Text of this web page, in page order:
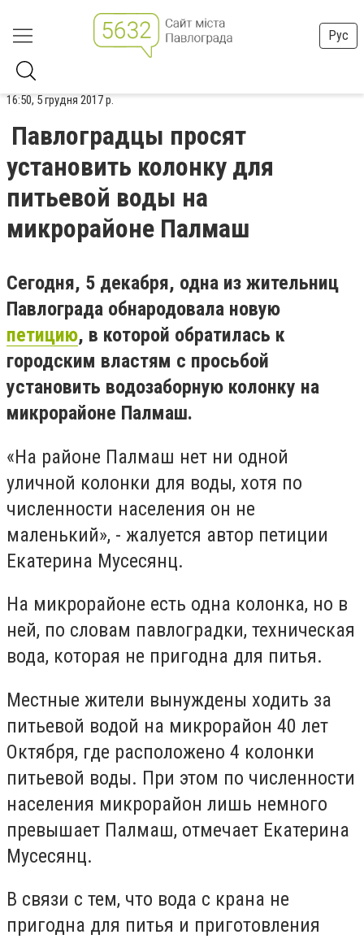
Рус
16:50, 5 грудня 2017 р.
Павлоградцы просят
установить колонку для
питьевой воды на
микрорайоне Палмаш
Сегодня, 5 декабря, одна из жительниц
Павлограда обнародовала новую
петицию, в которой обратилась к
городским властям с просьбой
установить водозаборную колонку на
микрорайоне Палмаш.
«На районе Палмаш нет ни одной
уличной колонки для воды, хотя по
численности населения он не
маленький», - жалуется автор петиции
Екатерина Мусесянц.
На микрорайоне есть одна колонка, но в
ней, по словам павлоградки, техническая
вода, которая не пригодна для питья.
Местные жители вынуждены ходить за
питьевой водой на микрорайон 40 лет
Октября, где расположено 4 колонки
питьевой воды. При этом по численности
населения микрорайон лишь немного
превышает Палмаш, отмечает Екатерина
Мусесянц.
В связи с тем, что вода с крана не
пригодна для питья и приготовления